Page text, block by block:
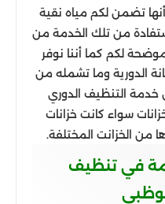
تضمن لكم مياه نقية
من تلك الخدمة من
لكم كما أننا نوفر
الدورية وما تشمله من
خدمة التنظيف الدوري
سواء كانت خزانات
من الخزانت المختلفة.
في تنظيف